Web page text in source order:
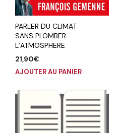
PARLER DU CLIMAT
SANS PLOMBER
L’ATMOSPHERE
21,90€
AJOUTER AU PANIER